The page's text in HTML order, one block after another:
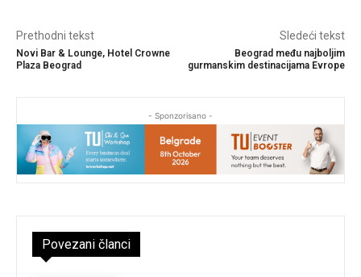
Prethodni tekst
Novi Bar & Lounge, Hotel Crowne
Plaza Beograd
Sledeći tekst
Beograd među najboljim
gurmanskim destinacijama Evrope
- Sponzorisano -
Povezani članci